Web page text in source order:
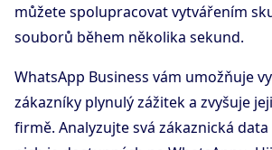
můžete spolupracovat vytvářením
souborů během několika sekund.
WhatsApp Business vám umožňuje
zákazníky plynulý zážitek a zvyšuje
firmě. Analyzujte svá zákaznická